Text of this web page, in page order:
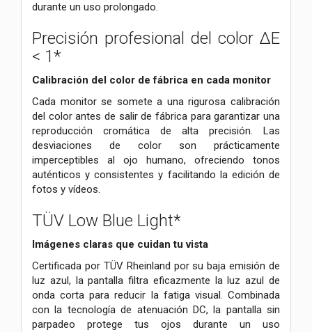
durante un uso prolongado.
Precisión profesional del color ∆E
< 1*
Calibración del color de fábrica en cada monitor
Cada monitor se somete a una rigurosa calibración
del color antes de salir de fábrica para garantizar una
reproducción cromática de alta precisión. Las
desviaciones de color son prácticamente
imperceptibles al ojo humano, ofreciendo tonos
auténticos y consistentes y facilitando la edición de
fotos y vídeos.
TÜV Low Blue Light*
Imágenes claras que cuidan tu vista
Certificada por TÜV Rheinland por su baja emisión de
luz azul, la pantalla filtra eficazmente la luz azul de
onda corta para reducir la fatiga visual. Combinada
con la tecnología de atenuación DC, la pantalla sin
parpadeo protege tus ojos durante un uso